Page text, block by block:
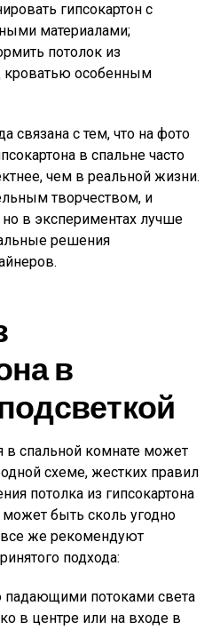
гипсокартон с
материалами;
потолок из
кроватью особенным
связана с тем, что на фото
в спальне часто
чем в реальной жизни.
творчеством, и
в экспериментах лучше
решения
в
в спальной комнате может
схеме, жестких правил
потолка из гипсокартона
быть сколь угодно
же рекомендуют
подхода:
падающими потоками света
в центре или на входе в